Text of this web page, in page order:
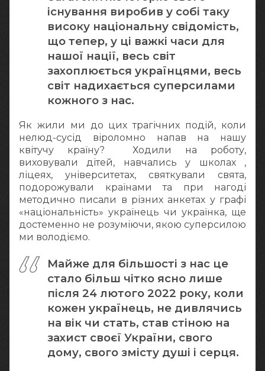
існування виробив у собі таку
високу національну свідомість,
що тепер, у ці важкі часи для
нашої нації, весь світ
захоплюється українцями, весь
світ надихається суперсилами
кожного з нас.
Як жили ми до цих трагічних подій, коли
нелюд-сусід віроломно напав на нашу
квітучу країну? Ходили на роботу,
виховували дітей, навчались у школах ,
ліцеях, університетах, святкували свята,
подорожували країнами та при нагоді
методично писали в різних анкетах у графі
«національність» українець чи українка, ще
достеменно не розуміючи, якою суперсилою
ми володіємо.
Майже для більшості з нас це
стало більш чітко ясно лише
після 24 лютого 2022 року, коли
кожен українець, не дивлячись
на вік чи стать, став стіною на
захист своєї України, свого
дому, свого змісту душі і серця.